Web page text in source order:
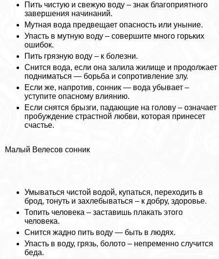
Пить чистую и свежую воду – знак благоприятного
завершения начинаний.
Мутная вода предвещает опасность или уныние.
Упасть в мутную воду – совершите много горьких
ошибок.
Пить грязную воду – к болезни.
Снится вода, если она залила жилище и продолжает
подниматься — борьба и сопротивление злу.
Если же, напротив, сонник — вода убывает –
уступите опасному влиянию.
Если снятся брызги, падающие на голову – означает
пробуждение страстной любви, которая принесет
счастье.
Малый Велесов сонник
Умываться чистой водой, купаться, переходить в
брод, тонуть и захлебываться – к добру, здоровье.
Топить человека – заставишь плакать этого
человека.
Снится жадно пить воду — быть в людях.
Упасть в воду, грязь, болото – непременно случится
беда.